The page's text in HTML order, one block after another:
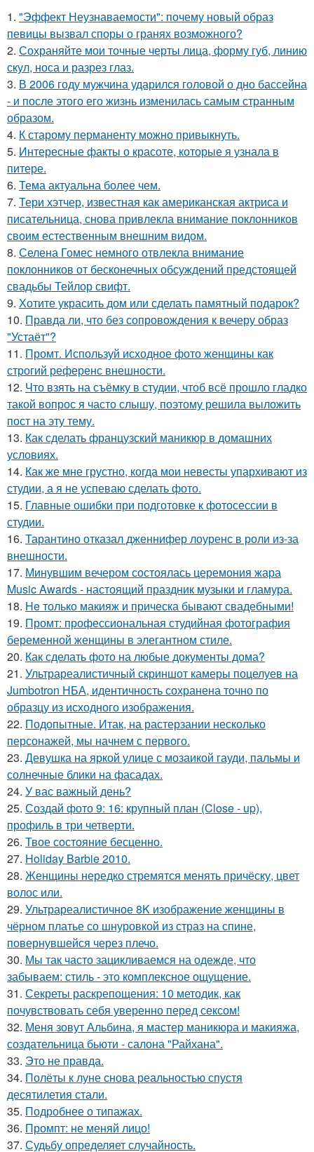
1. "Эффект Неузнаваемости": почему новый образ
певицы вызвал споры о гранях возможного?
2. Сохраняйте мои точные черты лица, форму губ, линию
скул, носа и разрез глаз.
3. В 2006 году мужчина ударился головой о дно бассейна
- и после этого его жизнь изменилась самым странным
образом.
4. К старому перманенту можно привыкнуть.
5. Интересные факты о красоте, которые я узнала в
питере.
6. Тема актуальна более чем.
7. Тери хэтчер, известная как американская актриса и
писательница, снова привлекла внимание поклонников
своим естественным внешним видом.
8. Селена Гомес немного отвлекла внимание
поклонников от бесконечных обсуждений предстоящей
свадьбы Тейлор свифт.
9. Хотите украсить дом или сделать памятный подарок?
10. Правда ли, что без сопровождения к вечеру образ
"Устаёт"?
11. Промт. Используй исходное фото женщины как
строгий референс внешности.
12. Что взять на съёмку в студии, чтоб всё прошло гладко
такой вопрос я часто слышу, поэтому решила выложить
пост на эту тему.
13. Как сделать французский маникюр в домашних
условиях.
14. Как же мне грустно, когда мои невесты упархивают из
студии, а я не успеваю сделать фото.
15. Главные ошибки при подготовке к фотосессии в
студии.
16. Тарантино отказал дженнифер лоуренс в роли из-за
внешности.
17. Минувшим вечером состоялась церемония жара
Music Awards - настоящий праздник музыки и гламура.
18. He только макияж и прическа бывают свадебными!
19. Промт: профессиональная студийная фотография
беременной женщины в элегантном стиле.
20. Как сделать фото на любые документы дома?
21. Ультрареалистичный скриншот камеры поцелуев на
Jumbotron НБА, идентичность сохранена точно по
образцу из исходного изображения.
22. Подопытные. Итак, на растерзании несколько
персонажей, мы начнем с первого.
23. Девушка на яркой улице с мозаикой гауди, пальмы и
солнечные блики на фасадах.
24. У вас важный день?
25. Создай фото 9: 16: крупный план (Close - up),
профиль в три четверти.
26. Твое состояние бесценно.
27. Holiday Barbie 2010.
28. Женщины нередко стремятся менять причёску, цвет
волос или.
29. Ультрареалистичное 8K изображение женщины в
чёрном платье со шнуровкой из страз на спине,
повернувшейся через плечо.
30. Мы так часто зацикливаемся на одежде, что
забываем: стиль - это комплексное ощущение.
31. Секреты раскрепощения: 10 методик, как
почувствовать себя уверенно перед сексом!
32. Меня зовут Альбина, я мастер маникюра и макияжа,
создательница бьюти - салона "Райхана".
33. Это не правда.
34. Полёты к луне снова реальностью спустя
десятилетия стали.
35. Подробнее о типажах.
36. Промпт: не меняй лицо!
37. Судьбу определяет случайность.